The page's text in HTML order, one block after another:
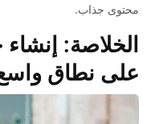
محتوى جذاب.
الخلاصة:
على نطاق